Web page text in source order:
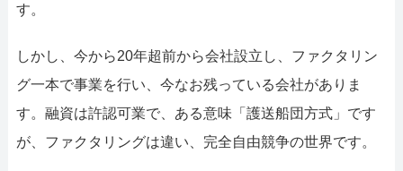
ファクタリングで通り
す。
しかし、今から20年超前から会社設立し、ファクタリン
グ一本で事業を行い、今なお残っている会社がありま
す。融資は許認可業で、ある意味「護送船団方式」です
が、ファクタリングは違い、完全自由競争の世界です。